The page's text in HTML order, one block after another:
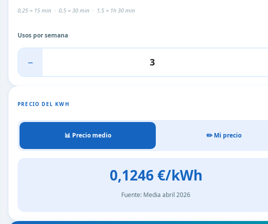
0,25 = 15 min · 0,5 = 30 min · 1,5 = 1h 30 min
Usos por semana
−
PRECIO DEL KWH
📊 Precio medio ✏️ Mi precio
0,1246 €/kWh
Fuente: Media abril 2026